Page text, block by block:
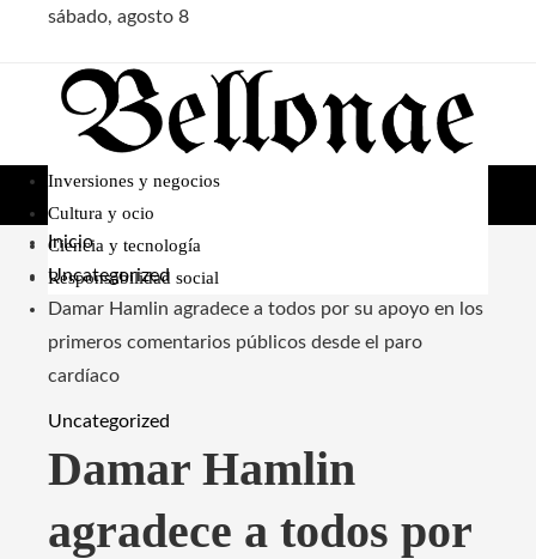
sábado, agosto 8
Inversiones y negocios
Cultura y ocio
Ciencia y tecnología
Responsabilidad social
Inicio
Uncategorized
Damar Hamlin agradece a todos por su apoyo en los
primeros comentarios públicos desde el paro
cardíaco
Uncategorized
Damar Hamlin
agradece a todos por